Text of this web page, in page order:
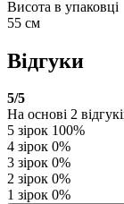
Висота в упаковці
55 см
Відгуки
5/5
На основі 2
5 зірок 100%
4 зірок 0%
3 зірок 0%
2 зірок 0%
1 зірок 0%